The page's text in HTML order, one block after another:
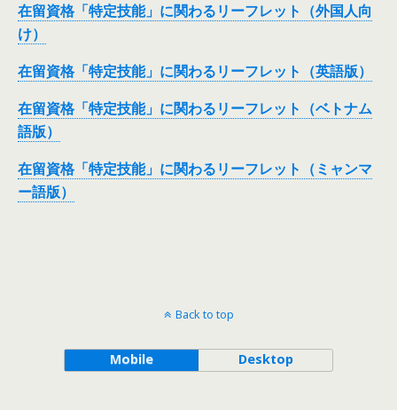
在留資格「特定技能」に関わるリーフレット（外国人向
け）
在留資格「特定技能」に関わるリーフレット（英語版）
在留資格「特定技能」に関わるリーフレット（ベトナム
語版）
在留資格「特定技能」に関わるリーフレット（ミャンマ
ー語版）
Back to top
Mobile Desktop